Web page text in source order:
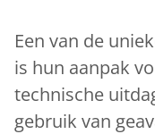
Een van de
is hun aanpak
technische
gebruik van